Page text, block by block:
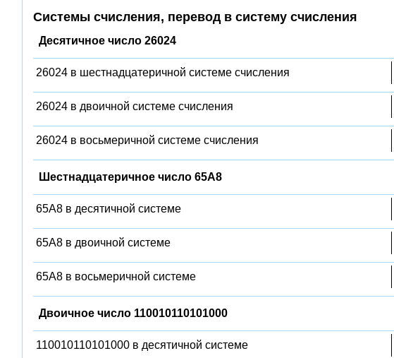
Системы счисления, перевод в систему счисления
Десятичное число 26024
26024 в шестнадцатеричной системе счисления
26024 в двоичной системе счисления
26024 в восьмеричной системе счисления
Шестнадцатеричное число 65A8
65A8 в десятичной системе
65A8 в двоичной системе
65A8 в восьмеричной системе
Двоичное число 110010110101000
110010110101000 в десятичной системе